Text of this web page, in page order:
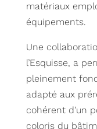
matériaux
équipements.
Une
l’Esquisse, a
pleinement
adapté aux
cohérent d’un
coloris du